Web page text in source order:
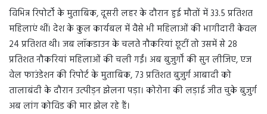
विभिन्न रिपोर्टों के मुताबिक, दूसरी लहर के दौरान हुई मौतों में 33.5 प्रतिशत
महिलाएं थीं। देश के कुल कार्यबल में वैसे भी महिलाओं की भागीदारी केवल
24 प्रतिशत थी। जब लॉकडाउन के चलते नौकरियां छूटीं तो उसमें से 28
प्रतिशत नौकरियां महिलाओं की चली गईं। अब बुजुर्गों की सुन लीजिए, एज
वेल फाउंडेशन की रिपोर्ट के मुताबिक, 73 प्रतिशत बुजुर्ग आबादी को
तालाबंदी के दौरान उत्पीड़न झेलना पड़ा। कोरोना की लड़ाई जीत चुके बुजुर्ग
अब लांग कोविड की मार झेल रहे हैं।